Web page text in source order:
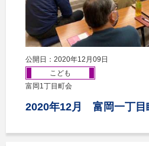
公開日：2020年12月09日
こども
富岡1丁目町会
2020年12月 富岡一丁目